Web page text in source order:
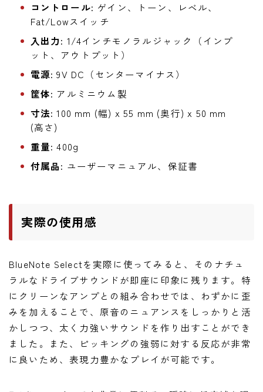
コントロール: ゲイン、トーン、レベル、
Fat/Lowスイッチ
入出力: 1/4インチモノラルジャック（インプ
ット、アウトプット）
電源: 9V DC（センターマイナス）
筐体: アルミニウム製
寸法: 100 mm (幅) x 55 mm (奥行) x 50 mm
(高さ)
重量: 400g
付属品: ユーザーマニュアル、保証書
実際の使用感
BlueNote Selectを実際に使ってみると、そのナチュ
ラルなドライブサウンドが即座に印象に残ります。特
にクリーンなアンプとの組み合わせでは、わずかに歪
みを加えることで、原音のニュアンスをしっかりと活
かしつつ、太く力強いサウンドを作り出すことができ
ました。また、ピッキングの強弱に対する反応が非常
に良いため、表現力豊かなプレイが可能です。